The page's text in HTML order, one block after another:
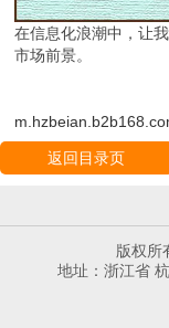
在信息化浪潮中，让
市场前景。
返回目录页
版权所
地址：浙江省